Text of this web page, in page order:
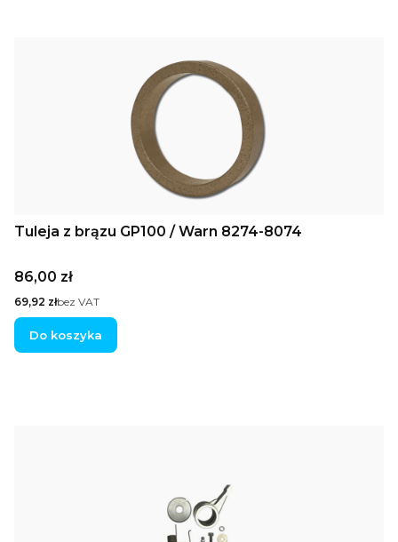
Tuleja z brązu GP100 / Warn 8274-8074
Cena
86,00 zł
Cena
69,92 złbez VAT
Do koszyka